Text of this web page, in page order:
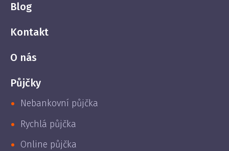
Blog
Kontakt
O nás
Půjčky
Nebankovní půjčka
Rychlá půjčka
Online půjčka